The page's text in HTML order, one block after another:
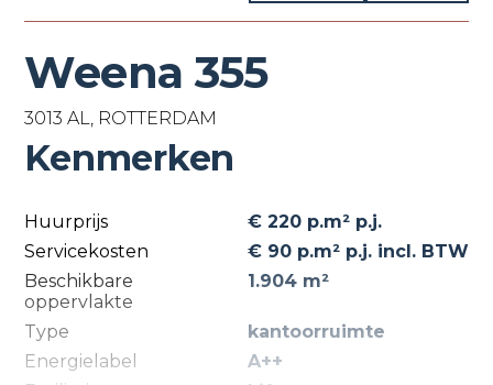
Weena 355
3013 AL, ROTTERDAM
Kenmerken
Huurprijs
€ 220 p.m² p.j.
Servicekosten
€ 90 p.m² p.j. incl. BTW
Beschikbare
oppervlakte
1.904 m²
Type
kantoorruimte
Energielabel
A++